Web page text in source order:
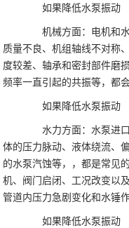
如果降低水泵振动
机械方面：电机和水
质量不良、机组轴线不对称
度较差、轴承和密封部件磨
频率一直引起的共振等，都
如果降低水泵振动
水力方面：水泵进口
体的压力脉动、液体绕流、
的水泵汽蚀等，，都是常见
机、阀门启闭、工况改变以
管道内压力急剧变化和水锤
如果降低水泵振动